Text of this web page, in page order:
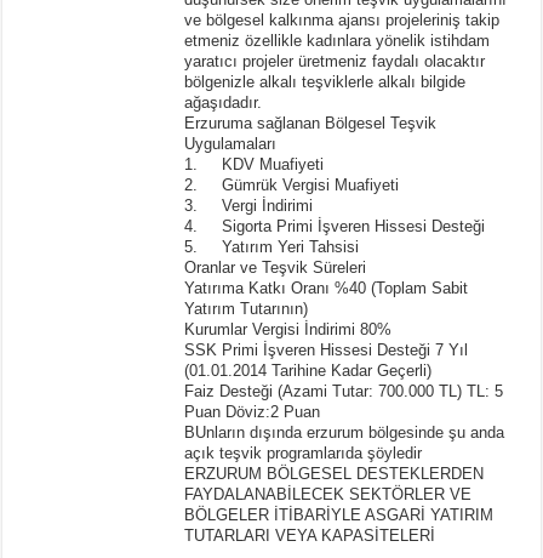
ve bölgesel kalkınma ajansı projeleriniş takip
etmeniz özellikle kadınlara yönelik istihdam
yaratıcı projeler üretmeniz faydalı olacaktır
bölgenizle alkalı teşviklerle alkalı bilgide
ağaşıdadır.
Erzuruma sağlanan Bölgesel Teşvik
Uygulamaları
1. KDV Muafiyeti
2. Gümrük Vergisi Muafiyeti
3. Vergi İndirimi
4. Sigorta Primi İşveren Hissesi Desteği
5. Yatırım Yeri Tahsisi
Oranlar ve Teşvik Süreleri
Yatırıma Katkı Oranı %40 (Toplam Sabit
Yatırım Tutarının)
Kurumlar Vergisi İndirimi 80%
SSK Primi İşveren Hissesi Desteği 7 Yıl
(01.01.2014 Tarihine Kadar Geçerli)
Faiz Desteği (Azami Tutar: 700.000 TL) TL: 5
Puan Döviz:2 Puan
BUnların dışında erzurum bölgesinde şu anda
açık teşvik programlarıda şöyledir
ERZURUM BÖLGESEL DESTEKLERDEN
FAYDALANABİLECEK SEKTÖRLER VE
BÖLGELER İTİBARİYLE ASGARİ YATIRIM
TUTARLARI VEYA KAPASİTELERİ